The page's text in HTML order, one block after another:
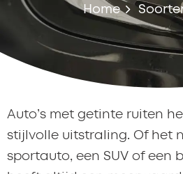
Home
Auto’s met getinte ruiten
stijlvolle uitstraling. Of het
sportauto, een SUV of een